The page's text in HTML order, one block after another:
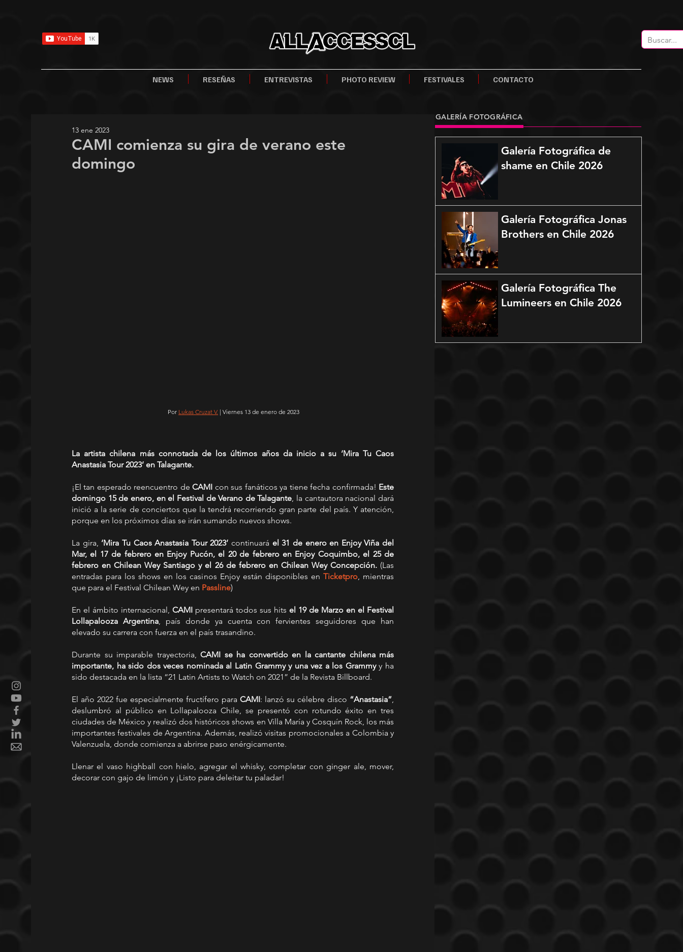
NEWS RESEÑAS ENTREVISTAS PHOTO REVIEW FESTIVALES CONTACTO
CAMI comienza su gira de verano este
domingo
13 ene 2023
Por Lukas Cruzat V. | Viernes 13 de enero de 2023
La artista chilena más connotada de los últimos años da inicio a su ‘Mira Tu Caos
Anastasia Tour 2023’ en Talagante.
¡El tan esperado reencuentro de CAMI con sus fanáticos ya tiene fecha confirmada! Este
domingo 15 de enero, en el Festival de Verano de Talagante, la cantautora nacional dará
inició a la serie de conciertos que la tendrá recorriendo gran parte del país. Y atención,
porque en los próximos días se irán sumando nuevos shows.
La gira, ‘Mira Tu Caos Anastasia Tour 2023’ continuará el 31 de enero en Enjoy Viña del
Mar, el 17 de febrero en Enjoy Pucón, el 20 de febrero en Enjoy Coquimbo, el 25 de
febrero en Chilean Wey Santiago y el 26 de febrero en Chilean Wey Concepción. (Las
entradas para los shows en los casinos Enjoy están disponibles en Ticketpro, mientras
que para el Festival Chilean Wey en Passline)
En el ámbito internacional, CAMI presentará todos sus hits el 19 de Marzo en el Festival
Lollapalooza Argentina, país donde ya cuenta con fervientes seguidores que han
elevado su carrera con fuerza en el país trasandino.
Durante su imparable trayectoria, CAMI se ha convertido en la cantante chilena más
importante, ha sido dos veces nominada al Latin Grammy y una vez a los Grammy y ha
sido destacada en la lista “21 Latin Artists to Watch on 2021” de la Revista Billboard.
El año 2022 fue especialmente fructífero para CAMI: lanzó su célebre disco “Anastasia”,
deslumbró al público en Lollapalooza Chile, se presentó con rotundo éxito en tres
ciudades de México y realizó dos históricos shows en Villa María y Cosquín Rock, los más
importantes festivales de Argentina. Además, realizó visitas promocionales a Colombia y
Valenzuela, donde comienza a abrirse paso enérgicamente.
Llenar el vaso highball con hielo, agregar el whisky, completar con ginger ale, mover,
decorar con gajo de limón y ¡Listo para deleitar tu paladar!
GALERÍA FOTOGRÁFICA
Galería Fotográfica de
shame en Chile 2026
Galería Fotográfica Jonas
Brothers en Chile 2026
Galería Fotográfica The
Lumineers en Chile 2026